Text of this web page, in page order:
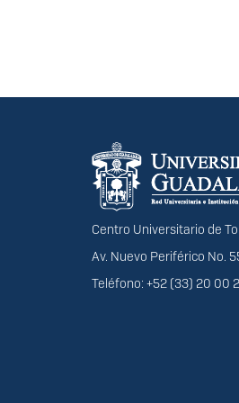
Información
Centro Universitario de
Av. Nuevo Periférico No.
Teléfono: +52 (33) 20 00